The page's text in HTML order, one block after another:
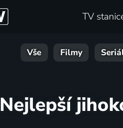
TV
Vše Filmy
Nejlepší